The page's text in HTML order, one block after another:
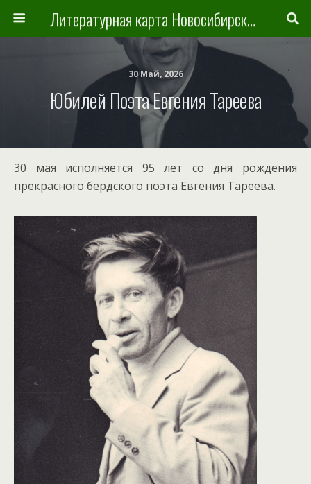
Литературная карта Новосибирска и Новосибирской области
30 Май, 2026
Юбилей Поэта Евгения Тареева
30 мая исполняется 95 лет со дня рождения
прекрасного бердского поэта Евгения Тареева.